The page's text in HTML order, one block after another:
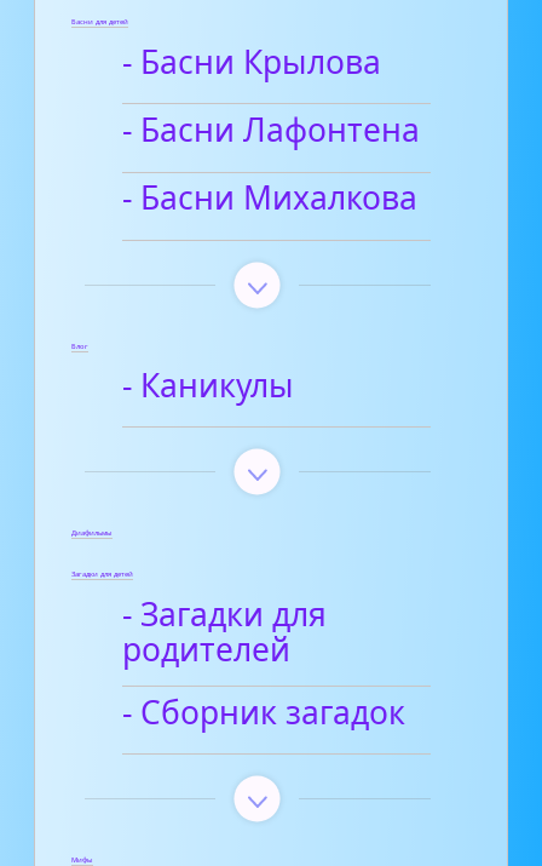
Басни для детей
- Басни Крылова
- Басни Лафонтена
- Басни Михалкова
Блог
- Каникулы
Диафильмы
Загадки для детей
- Загадки для
родителей
- Сборник загадок
Мифы